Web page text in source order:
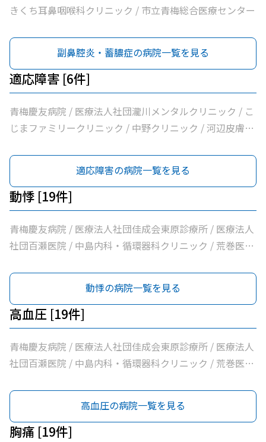
ク / なごみクリニック / こみ内科クリニック / やすらぎ在
会多摩リハビリテーション病院
きくち耳鼻咽喉科クリニック / 市立青梅総合医療センター
副鼻腔炎・蓄膿症の病院一覧を見る
適応障害 [6件]
青梅慶友病院 / 医療法人社団瀧川メンタルクリニック / こ
じまファミリークリニック / 中野クリニック / 河辺皮膚科
適応障害の病院一覧を見る
動悸 [19件]
青梅慶友病院 / 医療法人社団佳成会東原診療所 / 医療法人
社団百瀬医院 / 中島内科・循環器科クリニック / 荒巻医院
三清会青梅かすみ台クリニック / 医療法人社団向日葵清心
会ひまわり在宅診療所 / 坂元医院 / 吉野医院 / 医療法人社
団亀生会丹生クリニック / 河辺駅前クリニック / 医療法人
社団片平医院 / なごみクリニック / こみ内科クリニック /
やすらぎ在宅診療所 / 市立青梅総合医療センター / 医療法
人社団和風会多摩リハビリテーション病院
動悸の病院一覧を見る
高血圧 [19件]
青梅慶友病院 / 医療法人社団佳成会東原診療所 / 医療法人
社団百瀬医院 / 中島内科・循環器科クリニック / 荒巻医院
三清会青梅かすみ台クリニック / 医療法人社団向日葵清心
会ひまわり在宅診療所 / 坂元医院 / 吉野医院 / 医療法人社
団亀生会丹生クリニック / 河辺駅前クリニック / 医療法人
高血圧の病院一覧を見る
胸痛 [19件]